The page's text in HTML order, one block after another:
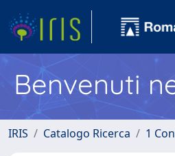
Benvenuti
IRIS Catalogo Ricerca 1